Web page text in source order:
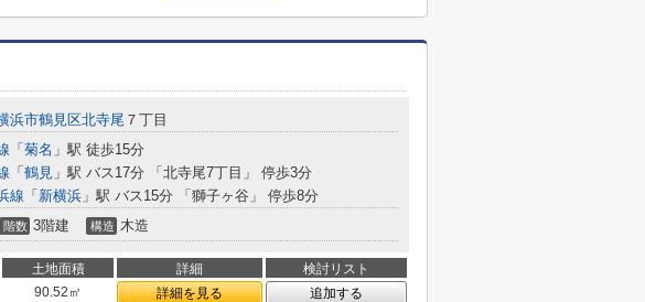
浜市鶴見区北寺尾 ７丁目
「 菊名 」駅 徒歩15分
「 鶴見 」駅 バス17分 「北寺尾7丁目」 停歩3分
線 「 新横浜 」駅 バス15分 「獅子ヶ谷」 停歩8分
階数 3階建 構造 木造
土地面積 詳細
検討リスト
90.52㎡ 詳細を見る 追加する